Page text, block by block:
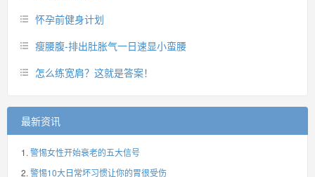
怀孕前健身计划
瘦腰腹-排出肚胀气一日速显小蛮腰
怎么练宽肩？这就是答案！
最新资讯
警惕女性开始衰老的五大信号
警惕10大日常坏习惯让你的胃很受伤